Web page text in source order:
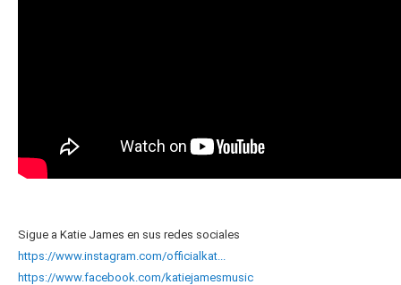
Sigue a Katie James en sus redes sociales
https://www.instagram.com/officialkat...
https://www.facebook.com/katiejamesmusic